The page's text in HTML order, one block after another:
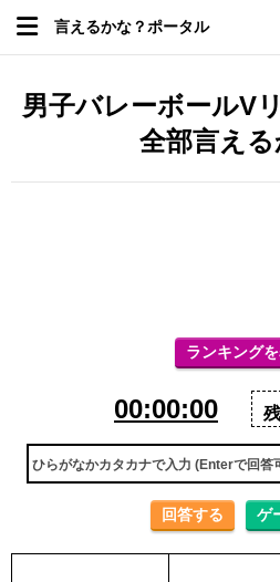
言えるかな？ポータル
男子バレーボールV
全部言える
ランキング
00:00:00